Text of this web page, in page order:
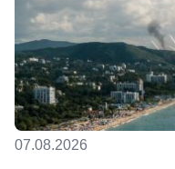
07.08.2026